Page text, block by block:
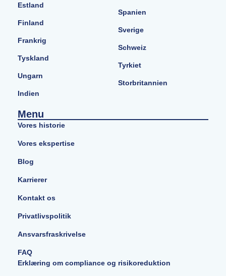
Estland
Finland
Frankrig
Tyskland
Ungarn
Indien
Spanien
Sverige
Schweiz
Tyrkiet
Storbritannien
Menu
Vores historie
Vores ekspertise
Blog
Karrierer
Kontakt os
Privatlivspolitik
Ansvarsfraskrivelse
FAQ
Erklæring om compliance og risikoreduktion